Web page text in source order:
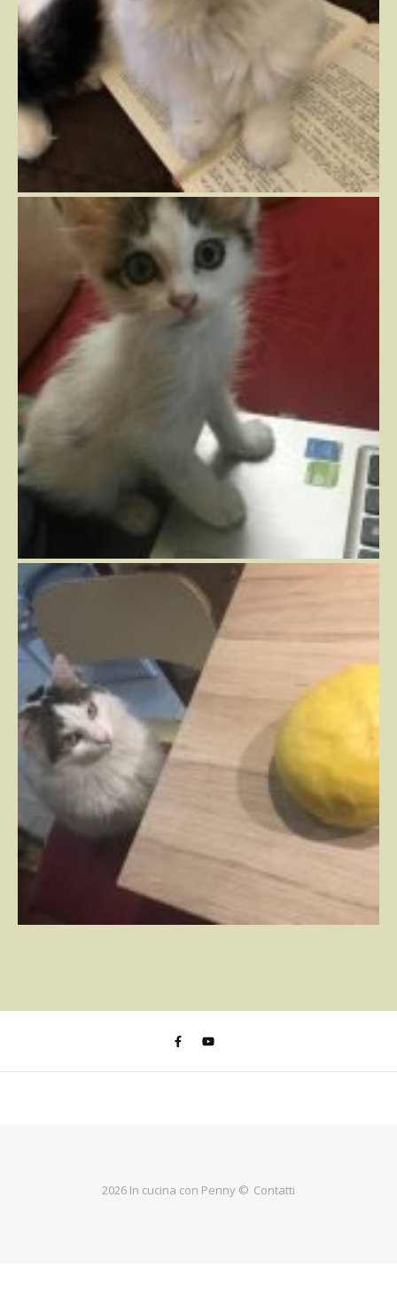
2026 In cucina con Penny © Contatti